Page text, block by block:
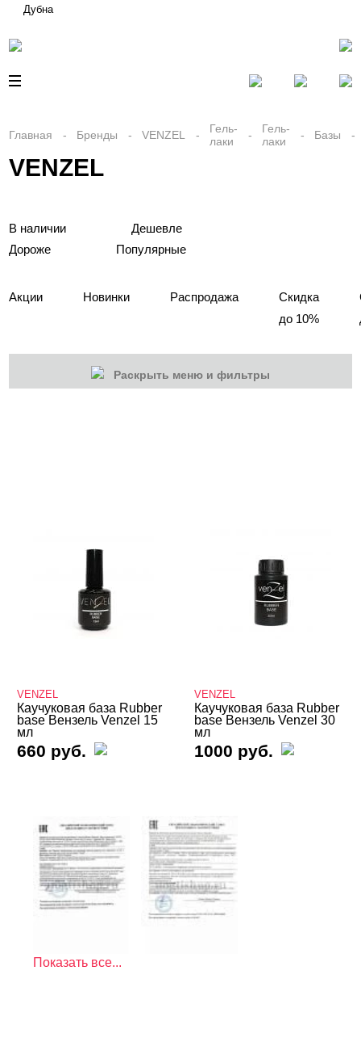
Дубна
Главная Бренды VENZEL
Гель-
лаки
Гель-
лаки
Базы
VENZEL
В наличии
Дешевле
Дороже
Популярные
Акции Новинки Распродажа
Скидка
до 10%
Раскрыть меню и фильтры
VENZEL
Каучуковая база Rubber
base Вензель Venzel 15
мл
660 руб.
VENZEL
Каучуковая база Rubber
base Вензель Venzel 30
мл
1000 руб.
Показать все...